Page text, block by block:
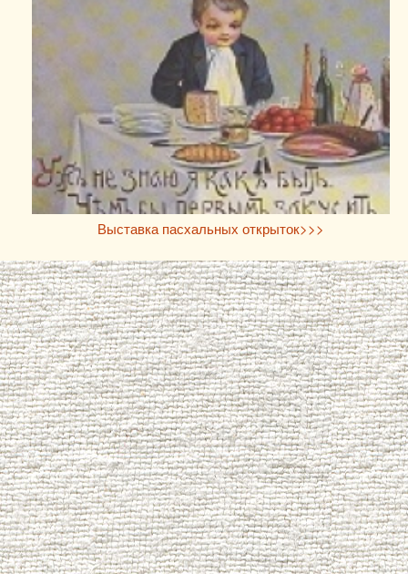
Выставка пасхальных открыток>>>